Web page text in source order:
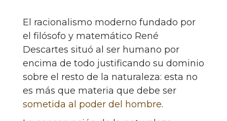
El racionalismo moderno fundado por
el filósofo y matemático René
Descartes situó al ser humano por
encima de todo justificando su dominio
sobre el resto de la naturaleza: esta no
es más que materia que debe ser
sometida al poder del hombre.